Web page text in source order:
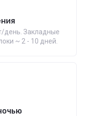
день. Закладные
~ 2 - 10 дней.